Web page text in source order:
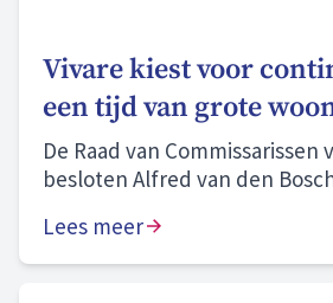
Vivare kiest voor
een tijd van grote
De Raad van Commissarissen
besloten Alfred van den
Lees meer